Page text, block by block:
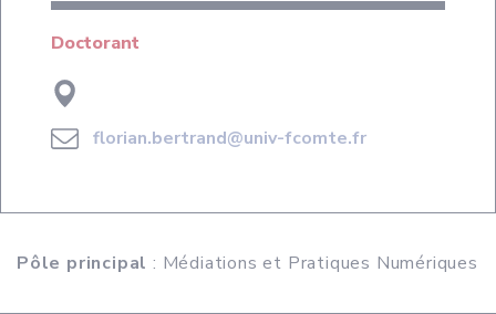
Doctorant
florian.bertrand@univ-fcomte.fr
Pôle principal : Médiations et Pratiques Numériques